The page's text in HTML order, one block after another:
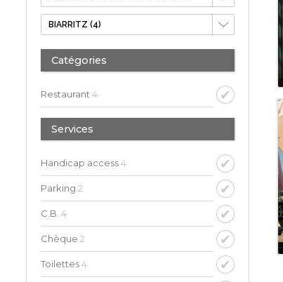
Catégories
Restaurant 4
Services
Handicap access4
Parking 2
C.B. 4
Chèque 2
Toilettes4